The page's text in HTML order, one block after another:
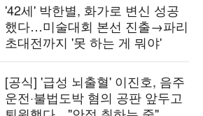
'42세' 박한별, 화가로 변신 성공
했다…미술대회 본선 진출→파리
초대전까지 '못 하는 게 뭐야'
[공식] '급성 뇌출혈' 이진호, 음주
운전·불법도박 혐의 공판 앞두고